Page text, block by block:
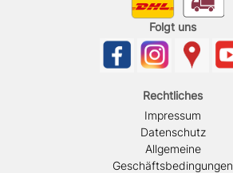
Folgt uns
Rechtliches
Impressum
Datenschutz
Allgemeine
Geschäftsbedingungen